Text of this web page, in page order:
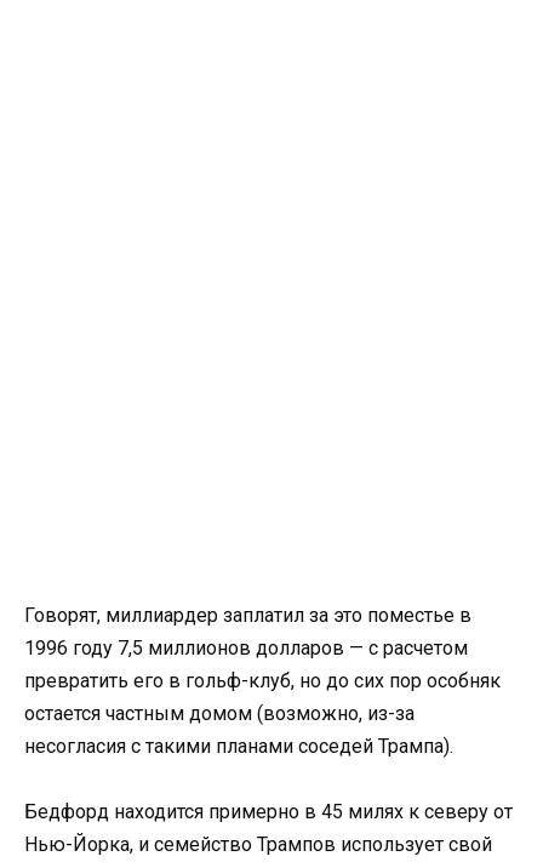
Говорят, миллиардер заплатил за это поместье в
1996 году 7,5 миллионов долларов — с расчетом
превратить его в гольф-клуб, но до сих пор особняк
остается частным домом (возможно, из-за
несогласия с такими планами соседей Трампа).
Бедфорд находится примерно в 45 милях к северу от
Нью-Йорка, и семейство Трампов использует свой